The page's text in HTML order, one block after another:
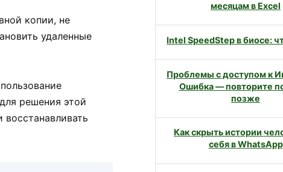
копии, не
удаленные
решения этой
месяцам в Excel
Intel SpeedStep в биосе:
Проблемы с доступом к
Ошибка — повторите
позже
Как скрыть истории
себя в WhatsApp